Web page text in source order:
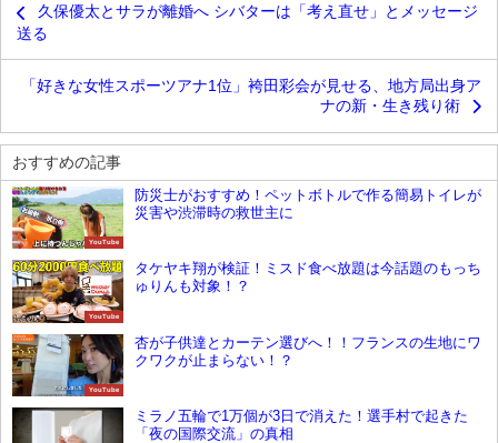
久保優太とサラが離婚へ シバターは「考え直せ」とメッセージ
送る
「好きな女性スポーツアナ1位」袴田彩会が見せる、地方局出身ア
ナの新・生き残り術
おすすめの記事
YouTube
防災士がおすすめ！ペットボトルで作る簡易トイレが
災害や渋滞時の救世主に
YouTube
タケヤキ翔が検証！ミスド食べ放題は今話題のもっち
ゅりんも対象！？
YouTube
杏が子供達とカーテン選びへ！！フランスの生地にワ
クワクが止まらない！？
ミラノ五輪で1万個が3日で消えた！選手村で起きた
「夜の国際交流」の真相